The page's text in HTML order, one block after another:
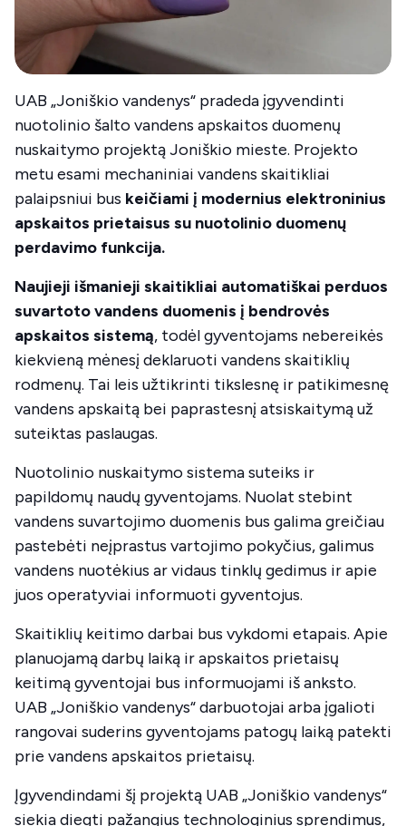
UAB „Joniškio vandenys“ pradeda įgyvendinti
nuotolinio šalto vandens apskaitos duomenų
nuskaitymo projektą Joniškio mieste. Projekto
metu esami mechaniniai vandens skaitikliai
palaipsniui bus keičiami į modernius elektroninius
apskaitos prietaisus su nuotolinio duomenų
perdavimo funkcija.
Naujieji išmanieji skaitikliai automatiškai perduos
suvartoto vandens duomenis į bendrovės
apskaitos sistemą, todėl gyventojams nebereikės
kiekvieną mėnesį deklaruoti vandens skaitiklių
rodmenų. Tai leis užtikrinti tikslesnę ir patikimesnę
vandens apskaitą bei paprastesnį atsiskaitymą už
suteiktas paslaugas.
Nuotolinio nuskaitymo sistema suteiks ir
papildomų naudų gyventojams. Nuolat stebint
vandens suvartojimo duomenis bus galima greičiau
pastebėti neįprastus vartojimo pokyčius, galimus
vandens nuotėkius ar vidaus tinklų gedimus ir apie
juos operatyviai informuoti gyventojus.
Skaitiklių keitimo darbai bus vykdomi etapais. Apie
planuojamą darbų laiką ir apskaitos prietaisų
keitimą gyventojai bus informuojami iš anksto.
UAB „Joniškio vandenys“ darbuotojai arba įgalioti
rangovai suderins gyventojams patogų laiką patekti
prie vandens apskaitos prietaisų.
Įgyvendindami šį projektą UAB „Joniškio vandenys“
siekia diegti pažangius technologinius sprendimus,